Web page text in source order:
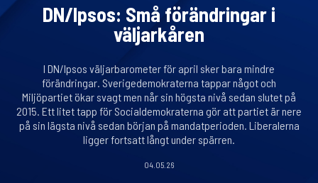
DN/Ipsos: Små förändringar i
väljarkåren
I DN/Ipsos väljarbarometer för april sker bara mindre
förändringar. Sverigedemokraterna tappar något och
Miljöpartiet ökar svagt men når sin högsta nivå sedan slutet på
2015. Ett litet tapp för Socialdemokraterna gör att partiet är nere
på sin lägsta nivå sedan början på mandatperioden. Liberalerna
ligger fortsatt långt under spärren.
04.05.26